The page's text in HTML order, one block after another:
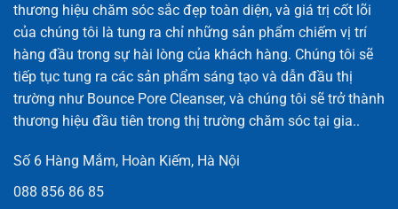
thương hiệu chăm sóc sắc đẹp toàn diện, và giá trị cốt lõi
của chúng tôi là tung ra chỉ những sản phẩm chiếm vị trí
hàng đầu trong sự hài lòng của khách hàng. Chúng tôi sẽ
tiếp tục tung ra các sản phẩm sáng tạo và dẫn đầu thị
trường như Bounce Pore Cleanser, và chúng tôi sẽ trở thành
thương hiệu đầu tiên trong thị trường chăm sóc tại gia..
Số 6 Hàng Mắm, Hoàn Kiếm, Hà Nội
088 856 86 85